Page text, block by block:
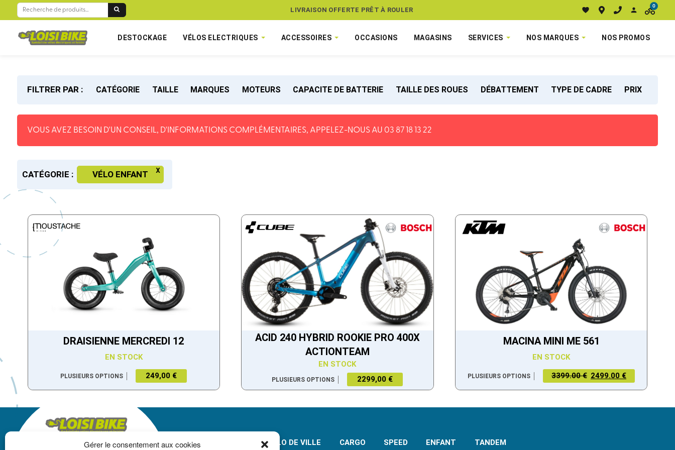
Gérer le consentement aux cookies
RECHERCHE
LIVRAISON OFFERTE PRÊT À ROULER 0
DESTOCKAGE VÉLOS ELECTRIQUES ACCESSOIRES OCCASIONS MAGASINS SERVICES NOS MARQUES NOS PROMOS
FILTRER PAR : CATÉGORIE TAILLE MARQUES MOTEURS CAPACITE DE BATTERIE TAILLE DES ROUES DÉBATTEMENT TYPE DE CADRE PRIX
VOUS AVEZ BESOIN D'UN CONSEIL, D'INFORMATIONS COMPLÉMENTAIRES, APPELEZ-NOUS AU 03 87 18 13 22
CATÉGORIE : VÉLO ENFANT
DRAISIENNE MERCREDI 12
EN STOCK
PLUSIEURS OPTIONS 249,00 €
ACID 240 HYBRID ROOKIE PRO 400X
ACTIONTEAM
EN STOCK
PLUSIEURS OPTIONS 2299,00 €
MACINA MINI ME 561
EN STOCK
PLUSIEURS OPTIONS 3399.00 € 2499.00 €
VELO DE VILLE CARGO SPEED ENFANT TANDEM